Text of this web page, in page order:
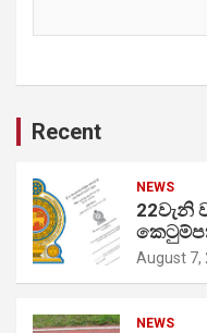
Recent
NEWS
22වැනි
August 7,
NEWS